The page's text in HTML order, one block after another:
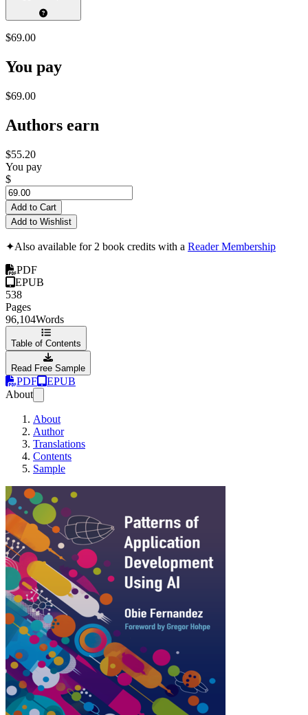
$69.00
You pay
$69.00
Authors earn
$55.20
You pay
$
Add to Cart
Add to Wishlist
✦Also available for 2 book credits with a Reader Membership
PDF
EPUB
538
Pages
96,104Words
Table of Contents
Read Free Sample
PDF
EPUB
About
About
Author
Translations
Contents
Sample